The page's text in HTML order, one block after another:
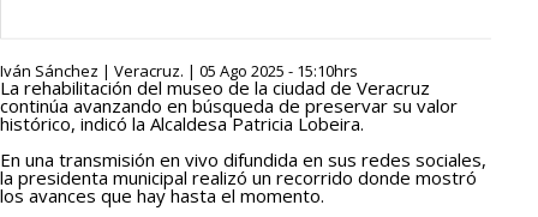
Iván Sánchez | Veracruz. | 05 Ago 2025 - 15:10hrs
La rehabilitación del museo de la ciudad de Veracruz
continúa avanzando en búsqueda de preservar su valor
histórico, indicó la Alcaldesa Patricia Lobeira.
En una transmisión en vivo difundida en sus redes sociales,
la presidenta municipal realizó un recorrido donde mostró
los avances que hay hasta el momento.